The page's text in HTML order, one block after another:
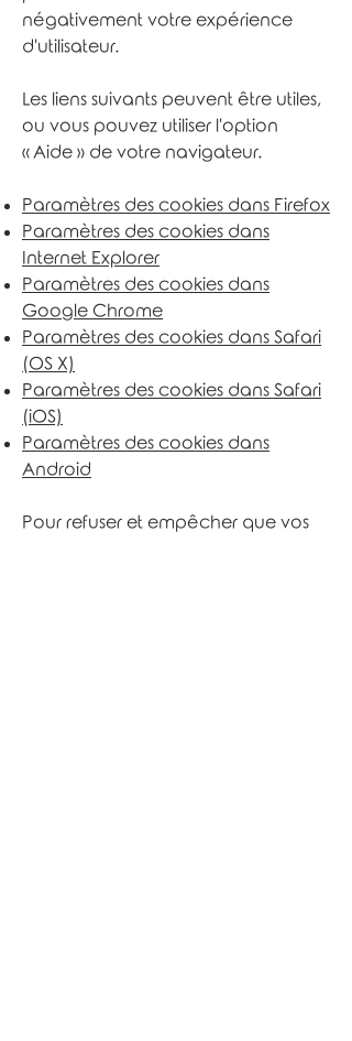
négativement votre expérience
d'utilisateur.
Les liens suivants peuvent être utiles,
ou vous pouvez utiliser l'option
«Aide » de votre navigateur.
Paramètres des cookies dans Firefox
Paramètres des cookies dans
Internet Explorer
Paramètres des cookies dans
Google Chrome
Paramètres des cookies dans Safari
(OS X)
Paramètres des cookies dans Safari
(iOS)
Paramètres des cookies dans
Android
Pour refuser et empêcher que vos